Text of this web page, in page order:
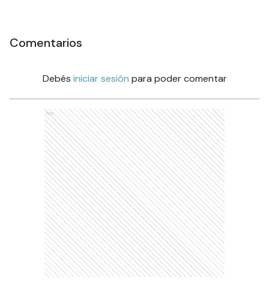
Comentarios
Debés iniciar sesión para poder comentar
Ads